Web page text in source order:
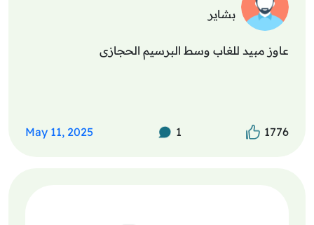
بشاير
عاوز مبيد للغاب وسط البرسيم الحجازى
1776
1
May 11, 2025